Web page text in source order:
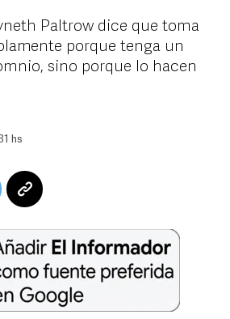
Paltrow dice que toma
porque tenga un
sino porque lo hacen
hs